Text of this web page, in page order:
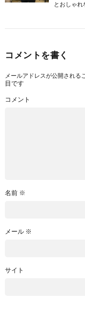
とおしゃ
コメントを書く
メールアドレスが公開される
目です
コメント
名前 ※
メール ※
サイト